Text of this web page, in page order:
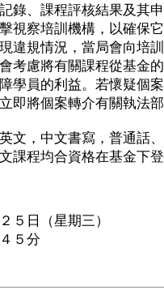
錄、課程評核結果及其
視察培訓機構，以確保
違規情況，當局會向培
考慮將有關課程從基金
學員的利益。若懷疑個
即將個案轉介有關執法
文，中文書寫，普通話
課程均合資格在基金下
５日（星期三）
５分